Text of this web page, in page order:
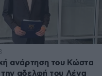
ανάρτηση του Κώστα
αδελφή του Λένα